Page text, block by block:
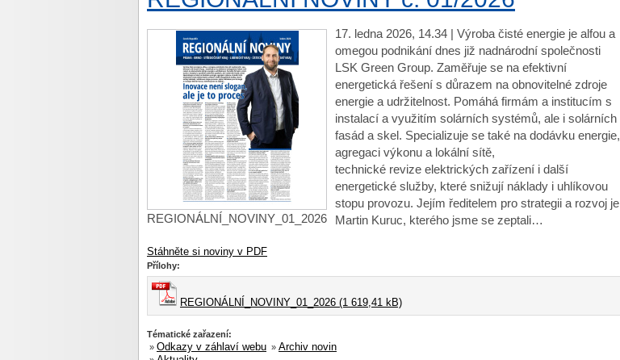
REGIONÁLNÍ_NOVINY_01_2026
17. ledna 2026, 14.34 | Výroba čisté energie je alfou a
omegou podnikání dnes již nadnárodní společnosti
LSK Green Group. Zaměřuje se na efektivní
energetická řešení s důrazem na obnovitelné zdroje
energie a udržitelnost. Pomáhá firmám a institucím s
instalací a využitím solárních systémů, ale i solárních
fasád a skel. Specializuje se také na dodávku energie,
agregaci výkonu a lokální sítě,
technické revize elektrických zařízení i další
energetické služby, které snižují náklady i uhlíkovou
stopu provozu. Jejím ředitelem pro strategii a rozvoj je
Martin Kuruc, kterého jsme se zeptali…
Stáhněte si noviny v PDF
Přílohy:
REGIONÁLNÍ_NOVINY_01_2026 (1 619,41 kB)
Tématické zařazení:
» Odkazy v záhlaví webu » Archiv novin